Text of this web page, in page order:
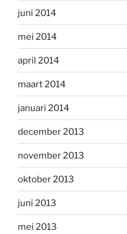
juni 2014
mei 2014
april 2014
maart 2014
januari 2014
december 2013
november 2013
oktober 2013
juni 2013
mei 2013